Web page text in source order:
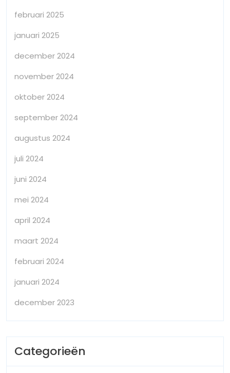
februari 2025
januari 2025
december 2024
november 2024
oktober 2024
september 2024
augustus 2024
juli 2024
juni 2024
mei 2024
april 2024
maart 2024
februari 2024
januari 2024
december 2023
Categorieën